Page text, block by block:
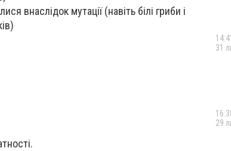
внаслідок мутації (навіть білі гриби і
14:41
31
29